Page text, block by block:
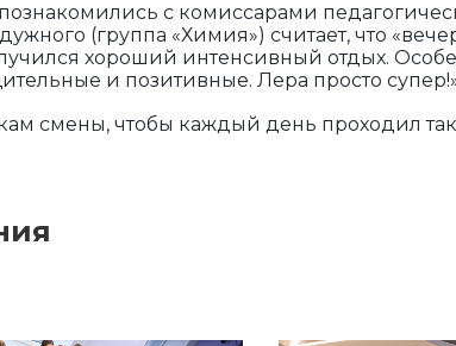
с комиссарами
(группа «Химия») считает, что
хороший интенсивный отдых.
и позитивные. Лера просто
смены, чтобы каждый день проходил